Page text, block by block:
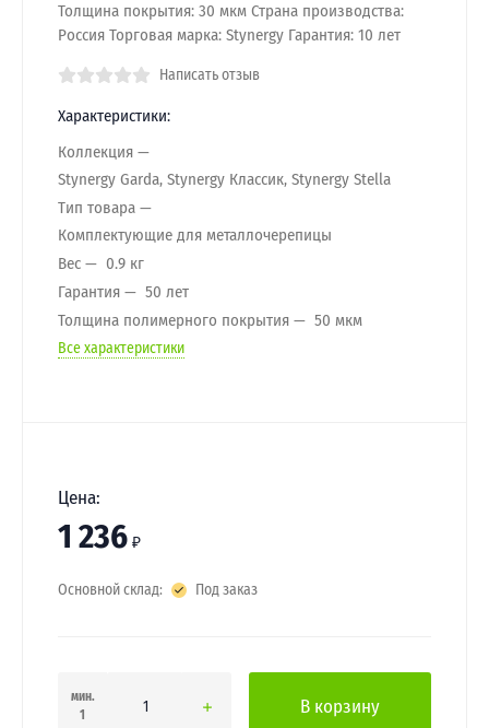
Толщина покрытия: 30 мкм Страна производства:
Россия Торговая марка: Stynergy Гарантия: 10 лет
Написать отзыв
Характеристики:
Коллекция
Stynergy Garda, Stynergy Классик, Stynergy Stella
Тип товара
Комплектующие для металлочерепицы
Вес
0.9 кг
Гарантия
50 лет
Толщина полимерного покрытия
50 мкм
Все характеристики
Цена:
1 236 ₽
Основной склад: Под заказ
мин.
1
В корзину